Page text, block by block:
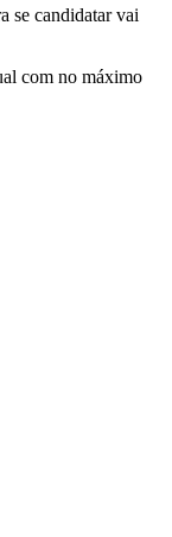
se candidatar vai
com no máximo